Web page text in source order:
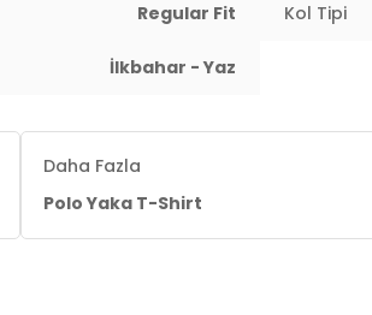
Regular Fit Kol Tipi
İlkbahar - Yaz
Daha Fazla
Polo Yaka T-Shirt